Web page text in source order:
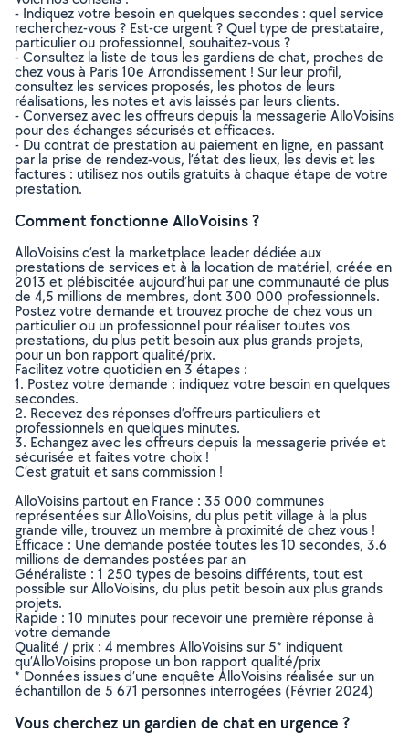
- Indiquez votre besoin en quelques secondes : quel service
recherchez-vous ? Est-ce urgent ? Quel type de prestataire,
particulier ou professionnel, souhaitez-vous ?
- Consultez la liste de tous les gardiens de chat, proches de
chez vous à Paris 10e Arrondissement ! Sur leur profil,
consultez les services proposés, les photos de leurs
réalisations, les notes et avis laissés par leurs clients.
- Conversez avec les offreurs depuis la messagerie AlloVoisins
pour des échanges sécurisés et efficaces.
- Du contrat de prestation au paiement en ligne, en passant
par la prise de rendez-vous, l’état des lieux, les devis et les
factures : utilisez nos outils gratuits à chaque étape de votre
prestation.
Comment fonctionne AlloVoisins ?
AlloVoisins c’est la marketplace leader dédiée aux
prestations de services et à la location de matériel, créée en
2013 et plébiscitée aujourd’hui par une communauté de plus
de 4,5 millions de membres, dont 300 000 professionnels.
Postez votre demande et trouvez proche de chez vous un
particulier ou un professionnel pour réaliser toutes vos
prestations, du plus petit besoin aux plus grands projets,
pour un bon rapport qualité/prix.
Facilitez votre quotidien en 3 étapes :
1. Postez votre demande : indiquez votre besoin en quelques
secondes.
2. Recevez des réponses d’offreurs particuliers et
professionnels en quelques minutes.
3. Echangez avec les offreurs depuis la messagerie privée et
sécurisée et faites votre choix !
C’est gratuit et sans commission !
AlloVoisins partout en France : 35 000 communes
représentées sur AlloVoisins, du plus petit village à la plus
grande ville, trouvez un membre à proximité de chez vous !
Efficace : Une demande postée toutes les 10 secondes, 3.6
millions de demandes postées par an
Généraliste : 1 250 types de besoins différents, tout est
possible sur AlloVoisins, du plus petit besoin aux plus grands
projets.
Rapide : 10 minutes pour recevoir une première réponse à
votre demande
Qualité / prix : 4 membres AlloVoisins sur 5* indiquent
qu’AlloVoisins propose un bon rapport qualité/prix
* Données issues d’une enquête AlloVoisins réalisée sur un
échantillon de 5 671 personnes interrogées (Février 2024)
Vous cherchez un gardien de chat en urgence ?